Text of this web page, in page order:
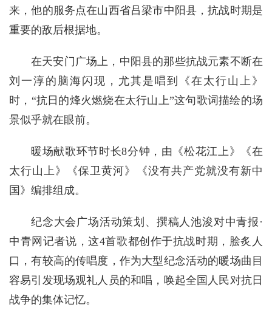
来，他的服务点在山西省吕梁市中阳县，抗战时期是
重要的敌后根据地。
在天安门广场上，中阳县的那些抗战元素不断在
刘一淳的脑海闪现，尤其是唱到《在太行山上》
时，“抗日的烽火燃烧在太行山上”这句歌词描绘的场
景似乎就在眼前。
暖场献歌环节时长8分钟，由《松花江上》《在
太行山上》《保卫黄河》《没有共产党就没有新中
国》编排组成。
纪念大会广场活动策划、撰稿人池浚对中青报·
中青网记者说，这4首歌都创作于抗战时期，脍炙人
口，有较高的传唱度，作为大型纪念活动的暖场曲目
容易引发现场观礼人员的和唱，唤起全国人民对抗日
战争的集体记忆。